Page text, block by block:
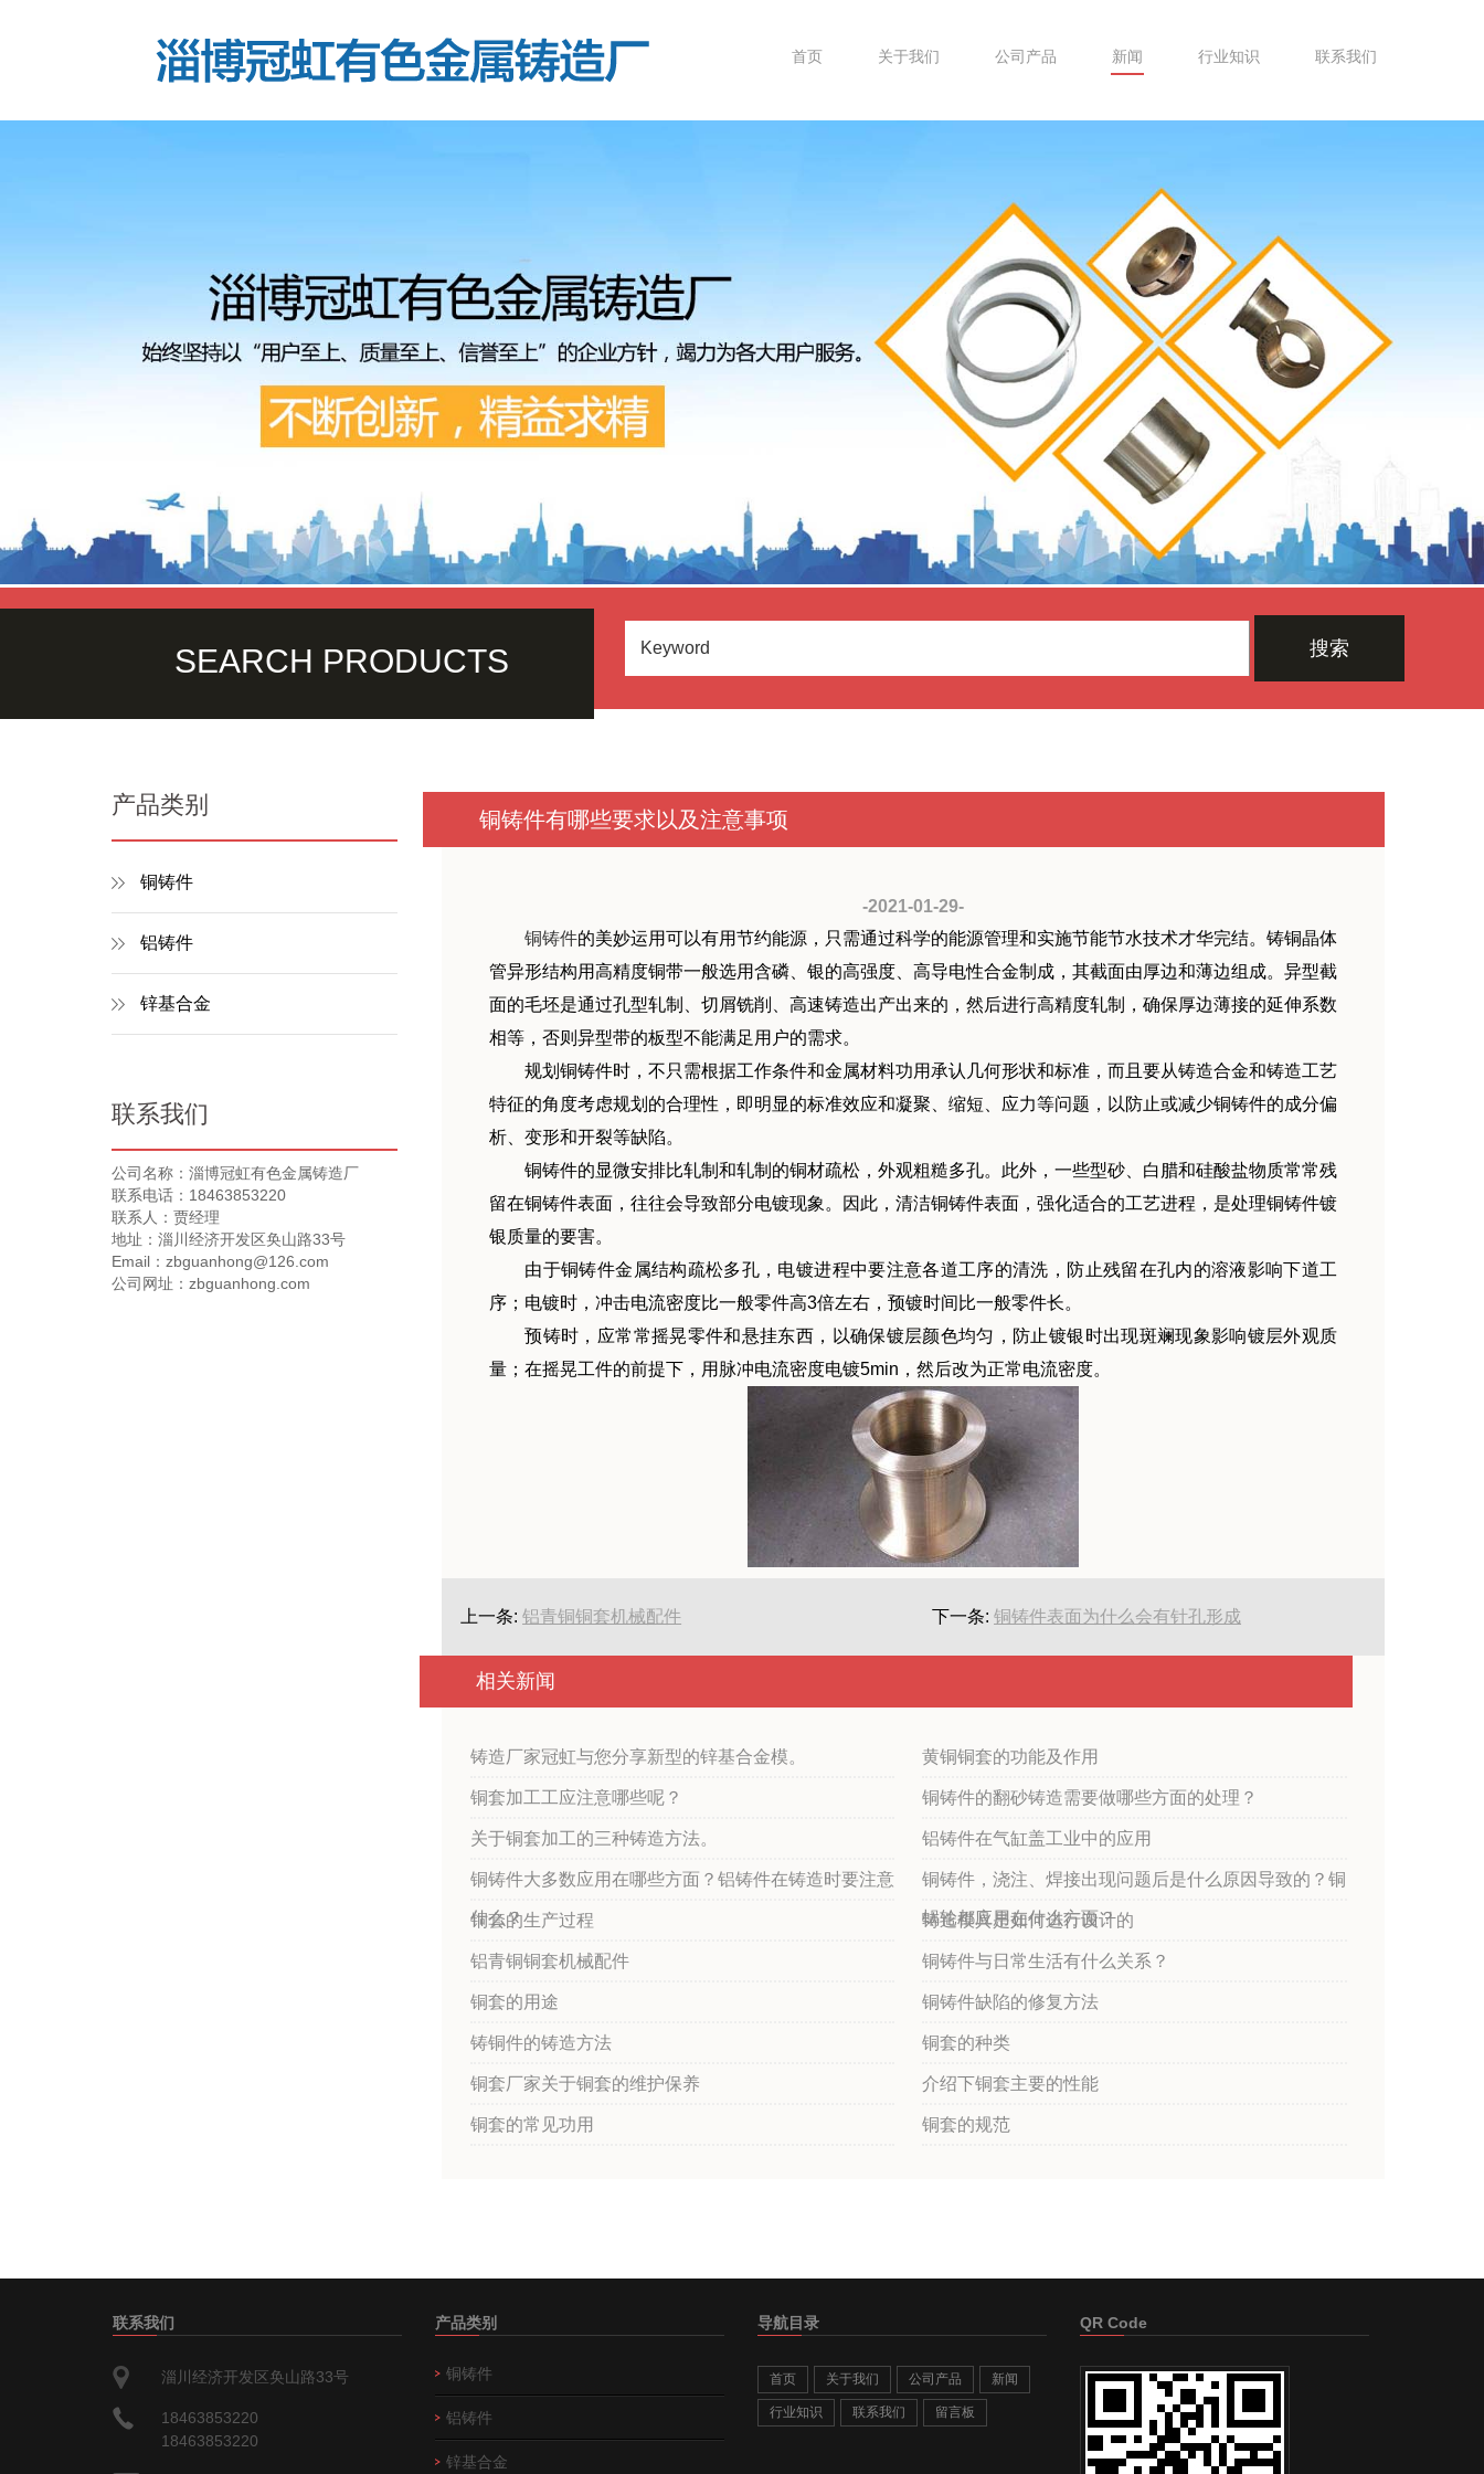
首页 关于我们 公司产品 新闻 行业知识 联系我们
搜索
SEARCH PRODUCTS
产品类别
铜铸件
铝铸件
锌基合金
联系我们
公司名称：淄博冠虹有色金属铸造厂
联系电话：18463853220
联系人：贾经理
地址：淄川经济开发区奂山路33号
Email：zbguanhong@126.com
公司网址：zbguanhong.com
铜铸件有哪些要求以及注意事项
-2021-01-29-
铜铸件的美妙运用可以有用节约能源，只需通过科学的能源管理和实施节能节水技术才华完结。铸铜晶体
管异形结构用高精度铜带一般选用含磷、银的高强度、高导电性合金制成，其截面由厚边和薄边组成。异型截
面的毛坯是通过孔型轧制、切屑铣削、高速铸造出产出来的，然后进行高精度轧制，确保厚边薄接的延伸系数
相等，否则异型带的板型不能满足用户的需求。
规划铜铸件时，不只需根据工作条件和金属材料功用承认几何形状和标准，而且要从铸造合金和铸造工艺
特征的角度考虑规划的合理性，即明显的标准效应和凝聚、缩短、应力等问题，以防止或减少铜铸件的成分偏
析、变形和开裂等缺陷。
铜铸件的显微安排比轧制和轧制的铜材疏松，外观粗糙多孔。此外，一些型砂、白腊和硅酸盐物质常常残
留在铜铸件表面，往往会导致部分电镀现象。因此，清洁铜铸件表面，强化适合的工艺进程，是处理铜铸件镀
银质量的要害。
由于铜铸件金属结构疏松多孔，电镀进程中要注意各道工序的清洗，防止残留在孔内的溶液影响下道工
序；电镀时，冲击电流密度比一般零件高3倍左右，预镀时间比一般零件长。
预铸时，应常常摇晃零件和悬挂东西，以确保镀层颜色均匀，防止镀银时出现斑斓现象影响镀层外观质
量；在摇晃工件的前提下，用脉冲电流密度电镀5min，然后改为正常电流密度。
上一条:铝青铜铜套机械配件 下一条:铜铸件表面为什么会有针孔形成
铸造厂家冠虹与您分享新型的锌基合金模。 黄铜铜套的功能及作用
铜套加工工应注意哪些呢？ 铜铸件的翻砂铸造需要做哪些方面的处理？
关于铜套加工的三种铸造方法。 铝铸件在气缸盖工业中的应用
铜铸件大多数应用在哪些方面？铝铸件在铸造时要注意
什么？
铜铸件，浇注、焊接出现问题后是什么原因导致的？铜
蜗轮都应用在什么方面？
铜套的生产过程 铸造模具是如何进行设计的
铝青铜铜套机械配件 铜铸件与日常生活有什么关系？
铜套的用途 铜铸件缺陷的修复方法
铸铜件的铸造方法 铜套的种类
铜套厂家关于铜套的维护保养 介绍下铜套主要的性能
铜套的常见功用 铜套的规范
相关新闻
联系我们
淄川经济开发区奂山路33号
18463853220
18463853220
产品类别
铜铸件
铝铸件
锌基合金
导航目录
首页 关于我们 公司产品 新闻
行业知识 联系我们 留言板
QR Code